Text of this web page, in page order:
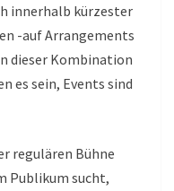
innerhalb kürzester
-auf Arrangements
dieser Kombination
es sein, Events sind
regulären Bühne
Publikum sucht,